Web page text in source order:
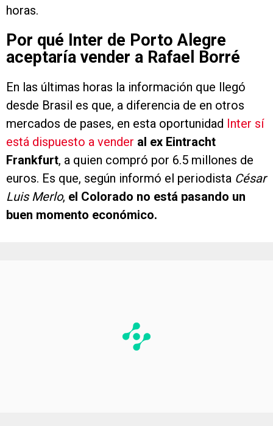
horas.
Por qué Inter de Porto Alegre
aceptaría vender a Rafael Borré
En las últimas horas la información que llegó
desde Brasil es que, a diferencia de en otros
mercados de pases, en esta oportunidad Inter sí
está dispuesto a vender al ex Eintracht
Frankfurt, a quien compró por 6.5 millones de
euros. Es que, según informó el periodista César
Luis Merlo, el Colorado no está pasando un
buen momento económico.